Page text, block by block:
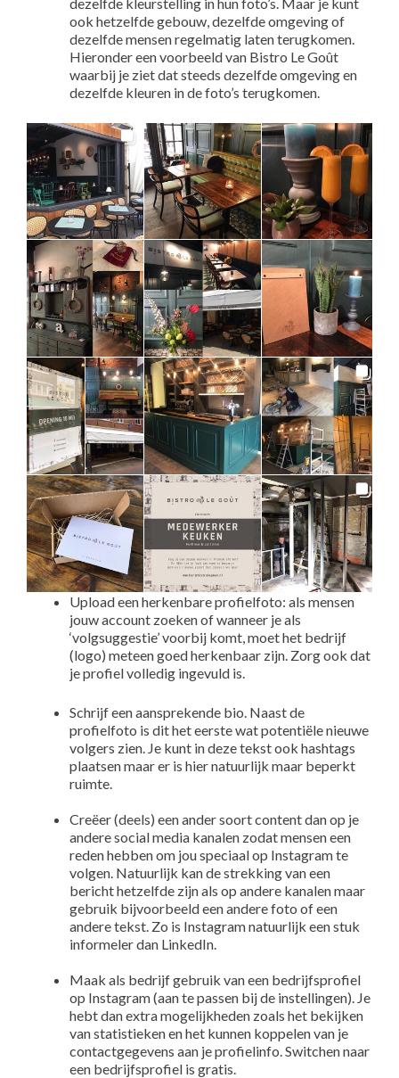
ook hetzelfde gebouw, dezelfde omgeving of
dezelfde mensen regelmatig laten terugkomen.
Hieronder een voorbeeld van Bistro Le Goût
waarbij je ziet dat steeds dezelfde omgeving en
dezelfde kleuren in de foto’s terugkomen.
Upload een herkenbare profielfoto: als mensen
jouw account zoeken of wanneer je als
‘volgsuggestie’ voorbij komt, moet het bedrijf
(logo) meteen goed herkenbaar zijn. Zorg ook dat
je profiel volledig ingevuld is.
Schrijf een aansprekende bio. Naast de
profielfoto is dit het eerste wat potentiële nieuwe
volgers zien. Je kunt in deze tekst ook hashtags
plaatsen maar er is hier natuurlijk maar beperkt
ruimte.
Creëer (deels) een ander soort content dan op je
andere social media kanalen zodat mensen een
reden hebben om jou speciaal op Instagram te
volgen. Natuurlijk kan de strekking van een
bericht hetzelfde zijn als op andere kanalen maar
gebruik bijvoorbeeld een andere foto of een
andere tekst. Zo is Instagram natuurlijk een stuk
informeler dan LinkedIn.
Maak als bedrijf gebruik van een bedrijfsprofiel
op Instagram (aan te passen bij de instellingen). Je
hebt dan extra mogelijkheden zoals het bekijken
van statistieken en het kunnen koppelen van je
contactgegevens aan je profielinfo. Switchen naar
een bedrijfsprofiel is gratis.